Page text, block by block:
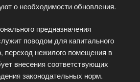
о необходимости обновления.
предназначения
поводом для капитального
переход нежилого помещения в
внесения соответствующих
законодательных норм.